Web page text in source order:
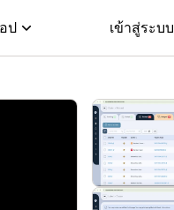
ป เข้าสู่ระบบ